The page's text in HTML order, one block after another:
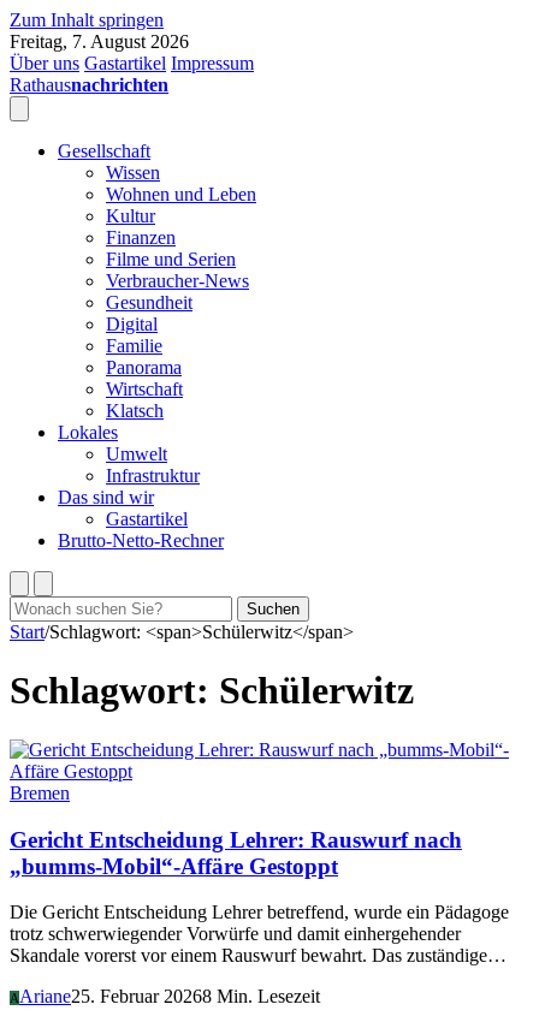
Zum Inhalt springen
Freitag, 7. August 2026
Über uns Gastartikel Impressum
Rathausnachrichten
Gesellschaft
Wissen
Wohnen und Leben
Kultur
Finanzen
Filme und Serien
Verbraucher-News
Gesundheit
Digital
Familie
Panorama
Wirtschaft
Klatsch
Lokales
Umwelt
Infrastruktur
Das sind wir
Gastartikel
Brutto-Netto-Rechner
Suchen
nach:
Suchen
Start/Schlagwort: <span>Schülerwitz</span>
Schlagwort: Schülerwitz
Bremen
Gericht Entscheidung Lehrer: Rauswurf nach
„bumms-Mobil“-Affäre Gestoppt
Die Gericht Entscheidung Lehrer betreffend, wurde ein Pädagoge
trotz schwerwiegender Vorwürfe und damit einhergehender
Skandale vorerst vor einem Rauswurf bewahrt. Das zuständige…
AAriane25. Februar 20268 Min. Lesezeit